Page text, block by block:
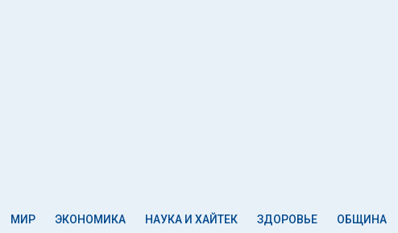
МИР ЭКОНОМИКА НАУКА И ХАЙТЕК ЗДОРОВЬЕ ОБЩИНА